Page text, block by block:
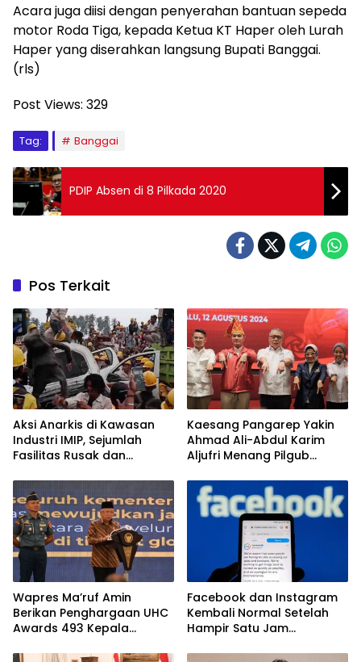
Acara juga diisi dengan penyerahan bantuan sepeda
motor Roda Tiga, kepada Ketua KT Haper oleh Lurah
Haper yang diserahkan langsung Bupati Banggai.
(rls)
Post Views: 329
Tag: Banggai
PDIP Absen di 8 Pilkada 2020
Pos Terkait
Aksi Anarkis di Kawasan
Industri IMIP, Sejumlah
Fasilitas Rusak dan
Kaesang Pangarep Yakin
Ahmad Ali-Abdul Karim
Aljufri Menang Pilgub
Wapres Ma’ruf Amin
Berikan Penghargaan UHC
Awards 493 Kepala
Facebook dan Instagram
Kembali Normal Setelah
Hampir Satu Jam